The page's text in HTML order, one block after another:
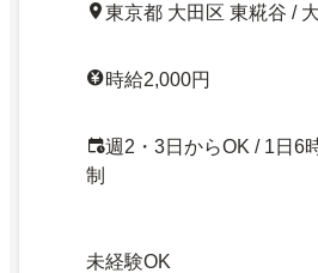
東京都 大田区 東糀谷 /
時給2,000円
週2・3日からOK / 1日6
制
未経験OK